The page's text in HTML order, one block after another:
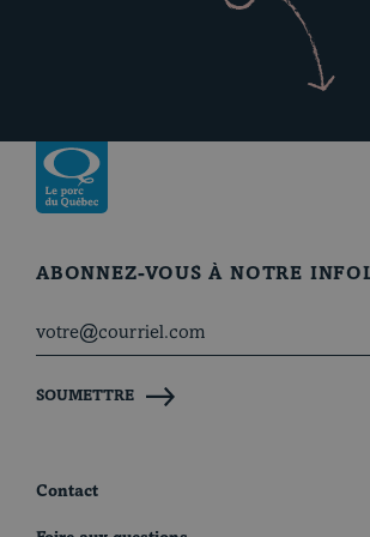
Revenir à la page d’accueil
Contact
ABONNEZ-VOUS À NOTRE
SOUMETTRE